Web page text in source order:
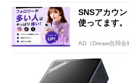
SNSアカウ
使ってます。
AD（Dreaw合同会